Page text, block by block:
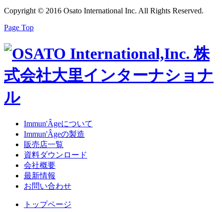
Copyright © 2016 Osato International Inc. All Rights Reserved.
Page Top
Immun'Âgeについて
Immun'Âgeの製造
販売店一覧
資料ダウンロード
会社概要
最新情報
お問い合わせ
トップページ